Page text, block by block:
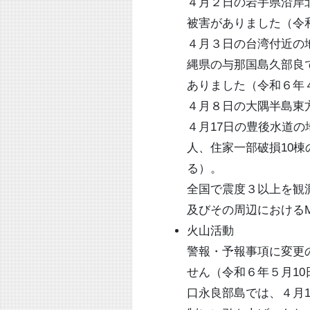
被害がありました（令
４月３日の台湾付近
縄県の与那国島久部良
ありました（令和６年
４月８日の大隅半島
４月17日の豊後水道
人、住家一部破損10
る）。
全国で震度３以上を観
及びその周辺における
火山活動
警報・予報事項に変更
せん（令和６年５月10
口永良部島では、４月